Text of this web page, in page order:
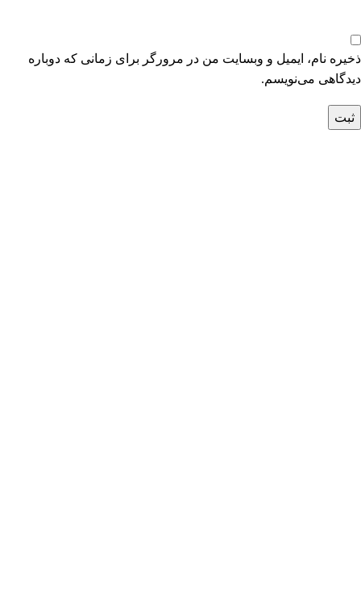
ذخیره نام، ایمیل و وبسایت من در مرورگر برای زمانی که دوباره
دیدگاهی می‌نویسم.